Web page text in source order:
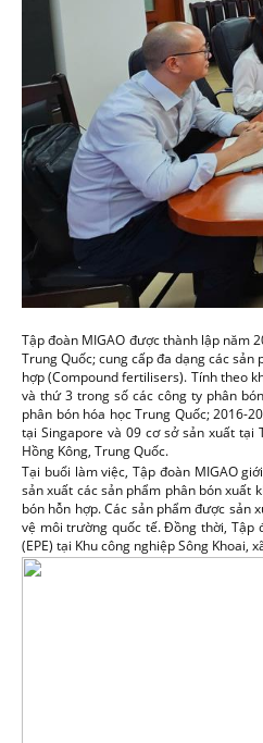
Tập đoàn MIGAO được thành lập năm
Trung Quốc; cung cấp đa dạng các sản
hợp (Compound fertilisers). Tính theo
và thứ 3 trong số các công ty phân
phân bón hóa học Trung Quốc; 2016-
tại Singapore và 09 cơ sở sản xuất tại
Hồng Kông, Trung Quốc.
Tại buổi làm việc, Tập đoàn MIGAO
sản xuất các sản phẩm phân bón xuất
bón hỗn hợp. Các sản phẩm được sản
vệ môi trường quốc tế. Đồng thời, Tập
(EPE) tại Khu công nghiệp Sông